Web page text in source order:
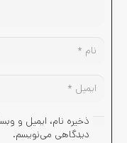
ذخیره نام، ایمیل و
دیدگاهی می‌نویسم.